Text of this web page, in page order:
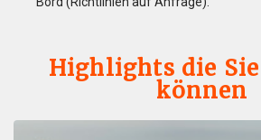
Highlights die
können